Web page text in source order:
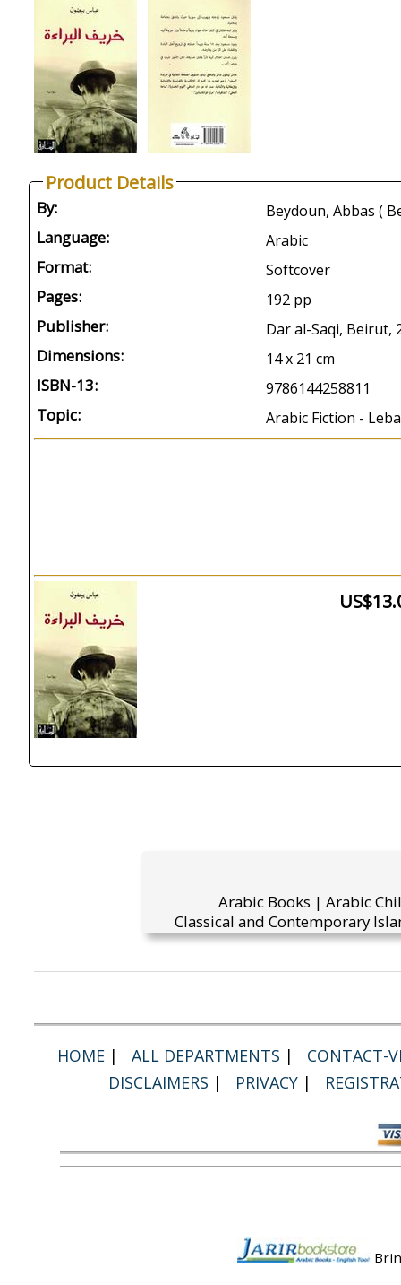
Product Details
By:
Language: Arabic
Format: Softcover
Pages: 192 pp
Publisher: Dar al-Saqi, Beirut,
Dimensions: 14 x 21 cm
ISBN-13: 9786144258811
Topic: Arabic Fiction -
Arabic Books | Arabic
Classical and Contemporary
HOME | ALL DEPARTMENTS | CONTACT-
DISCLAIMERS | PRIVACY |